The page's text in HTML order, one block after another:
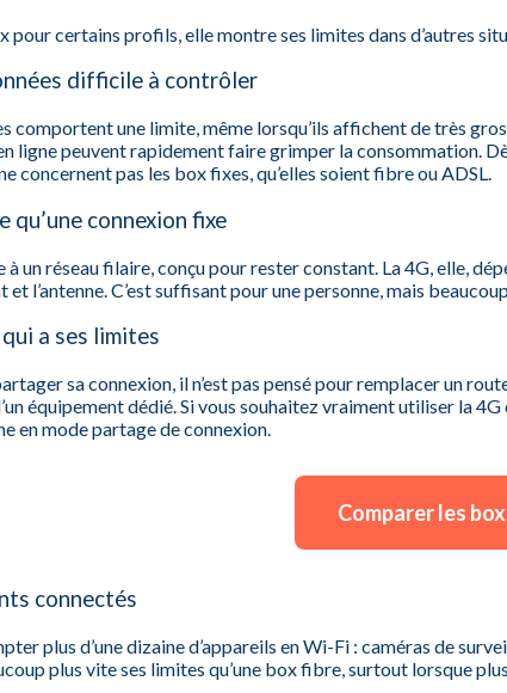
pour certains profils, elle montre ses limites dans d’autres
difficile à contrôler
une limite, même lorsqu’ils affichent de très
ligne peuvent rapidement faire grimper la consommation.
concernent pas les box fixes, qu’elles soient fibre ou ADSL.
connexion fixe
à un réseau filaire, conçu pour rester constant. La 4G, elle,
l’antenne. C’est suffisant pour une personne, mais
a ses limites
sa connexion, il n’est pas pensé pour remplacer un
équipement dédié. Si vous souhaitez vraiment utiliser la
en mode partage de connexion.
Comparer les
connectés
plus d’une dizaine d’appareils en Wi-Fi : caméras de
plus vite ses limites qu’une box fibre, surtout lorsque